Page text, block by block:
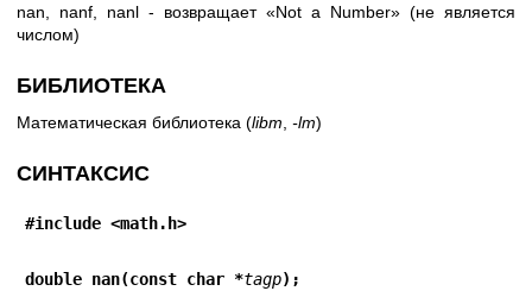
nan, nanf, nanl - возвращает «Not a Number» (не является
числом)
БИБЛИОТЕКА
Математическая библиотека (libm -lm)
СИНТАКСИС
#include <math.h>
double nan(const char *tagp);